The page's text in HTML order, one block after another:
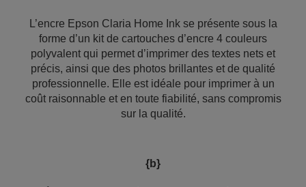
L’encre Epson Claria Home Ink se présente sous la
forme d’un kit de cartouches d’encre 4 couleurs
polyvalent qui permet d’imprimer des textes nets et
précis, ainsi que des photos brillantes et de qualité
professionnelle. Elle est idéale pour imprimer à un
coût raisonnable et en toute fiabilité, sans compromis
sur la qualité.
{b}